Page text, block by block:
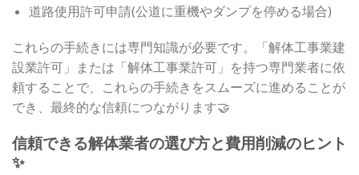
道路使用許可申請(公道に重機やダンプを停める場合)
これらの手続きには専門知識が必要です。「解体工事業建
設業許可」または「解体工事業許可」を持つ専門業者に依
頼することで、これらの手続きをスムーズに進めることが
でき、最終的な信頼につながります🤝
信頼できる解体業者の選び方と費用削減のヒント
✨